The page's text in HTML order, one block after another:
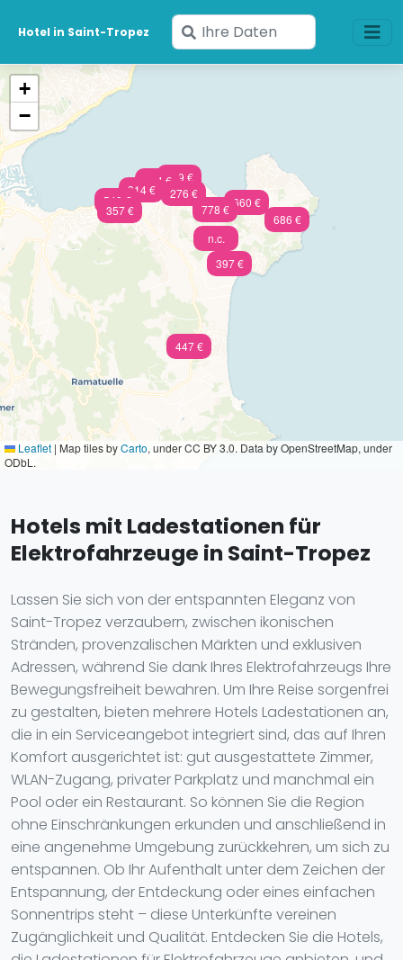
Hotel in Saint-Tropez
Geben
Sie
778 €
549 €
686 €
660 €
n.c.
397 €
276 €
314 €
824 €
447 €
809 €
357 €
+
−
Leaflet | Map tiles byCarto, under CC BY 3.0. Data by OpenStreetMap, under
ODbL.
Hotels mit Ladestationen für
Elektrofahrzeuge in Saint-Tropez
Lassen Sie sich von der entspannten Eleganz von
Saint-Tropez verzaubern, zwischen ikonischen
Stränden, provenzalischen Märkten und exklusiven
Adressen, während Sie dank Ihres Elektrofahrzeugs Ihre
Bewegungsfreiheit bewahren. Um Ihre Reise sorgenfrei
zu gestalten, bieten mehrere Hotels Ladestationen an,
die in ein Serviceangebot integriert sind, das auf Ihren
Komfort ausgerichtet ist: gut ausgestattete Zimmer,
WLAN-Zugang, privater Parkplatz und manchmal ein
Pool oder ein Restaurant. So können Sie die Region
ohne Einschränkungen erkunden und anschließend in
eine angenehme Umgebung zurückkehren, um sich zu
entspannen. Ob Ihr Aufenthalt unter dem Zeichen der
Entspannung, der Entdeckung oder eines einfachen
Sonnentrips steht – diese Unterkünfte vereinen
Zugänglichkeit und Qualität. Entdecken Sie die Hotels,